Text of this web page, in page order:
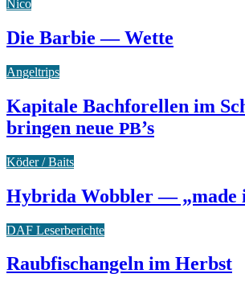
Nico
Die Barbie — Wette
Angeltrips
Kapitale Bachforellen im
bringen neue PB’s
Köder / Baits
Hybrida Wobbler — „made
DAF Leserberichte
Raubfischangeln im Herbst